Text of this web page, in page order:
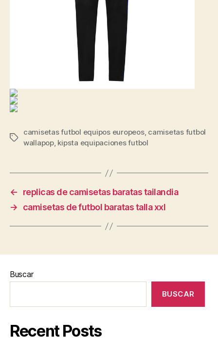
Etiquetas
camisetas futbol equipos europeos, camisetas futbol
wallapop, kipsta equipaciones futbol
←
replicas de camisetas baratas tailandia
→
camisetas de futbol baratas talla xxl
Buscar
BUSCAR
Recent Posts